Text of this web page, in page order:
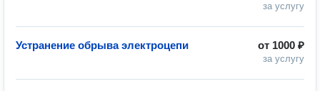
за услугу
от 1000 ₽
за услугу
Устранение обрыва электроцепи